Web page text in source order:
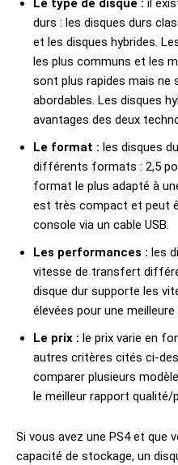
Le type de disque : il
durs : les disques durs
et les disques hybrides.
les plus communs et les
sont plus rapides mais ne
abordables. Les disques
avantages des deux
Le format : les disques
différents formats : 2,5
format le plus adapté à
est très compact et peut
console via un cable USB.
Les performances : les
vitesse de transfert
disque dur supporte les
élevées pour une meilleure
Le prix : le prix varie en
autres critères cités ci-
comparer plusieurs
le meilleur rapport qualité/
Si vous avez une PS4 et que
capacité de stockage, un